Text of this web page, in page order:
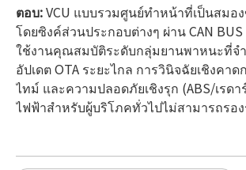
ตอบ:VCU แบบรวมศูนย์ทำหน้าที่เป็นสมอ
โดยซิงค์ส่วนประกอบต่างๆ ผ่าน CAN
ใช้งานคุณสมบัติระดับกลุ่มยานพาหนะที่จำ
อัปเดต OTA ระยะไกล การวินิจฉัยเชิงคา
ไทม์ และความปลอดภัยเชิงรุก (ABS/เรด
ไฟฟ้าสำหรับผู้บริโภคทั่วไปไม่สามารถรอ